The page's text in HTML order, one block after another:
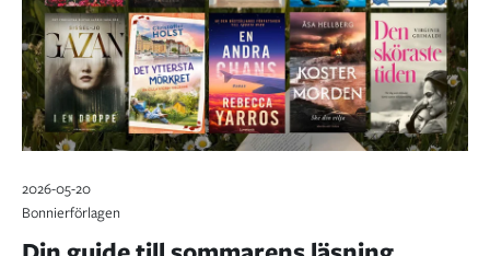
2026-05-20
Bonnierförlagen